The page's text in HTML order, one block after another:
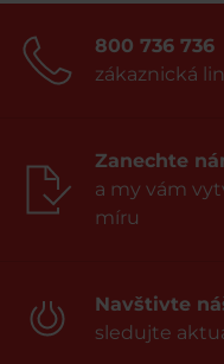
800 736 736
zákaznická
Zanechte
a my vám
míru
Navštivte
sledujte